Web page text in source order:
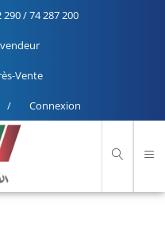
290 / 74 287 200
Vente
/ Connexion